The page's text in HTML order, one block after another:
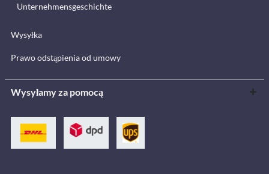
Unternehmensgeschichte
Wysyłka
Prawo odstąpienia od umowy
Wysyłamy za pomocą